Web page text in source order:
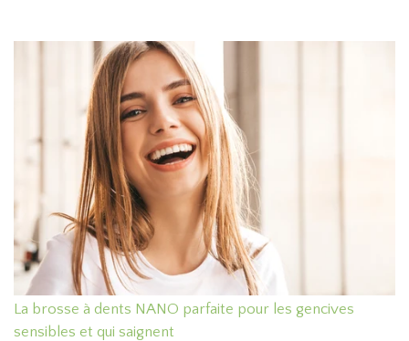
La brosse à dents NANO parfaite pour les gencives
sensibles et qui saignent